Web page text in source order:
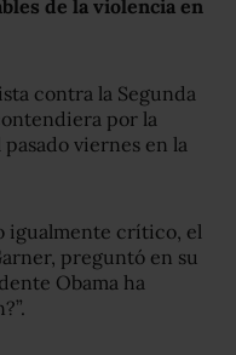
de la violencia en
contra la Segunda
por la
viernes en la
igualmente crítico, el
preguntó en su
Obama ha